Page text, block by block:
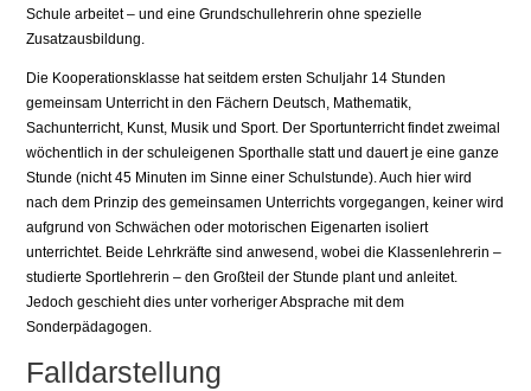
Schule arbeitet – und eine Grundschullehrerin ohne spezielle
Zusatzausbildung.
Die Kooperationsklasse hat seitdem ersten Schuljahr 14 Stunden
gemeinsam Unterricht in den Fächern Deutsch, Mathematik,
Sachunterricht, Kunst, Musik und Sport. Der Sportunterricht findet zweimal
wöchentlich in der schuleigenen Sporthalle statt und dauert je eine ganze
Stunde (nicht 45 Minuten im Sinne einer Schulstunde). Auch hier wird
nach dem Prinzip des gemeinsamen Unterrichts vorgegangen, keiner wird
aufgrund von Schwächen oder motorischen Eigenarten isoliert
unterrichtet. Beide Lehrkräfte sind anwesend, wobei die Klassenlehrerin –
studierte Sportlehrerin – den Großteil der Stunde plant und anleitet.
Jedoch geschieht dies unter vorheriger Absprache mit dem
Sonderpädagogen.
Falldarstellung